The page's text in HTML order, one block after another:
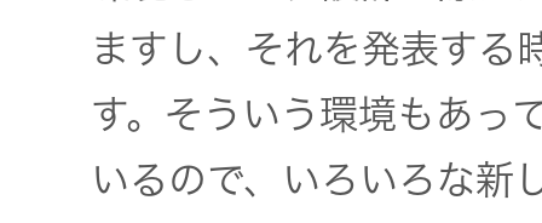
ますし、それを発表する
す。そういう環境もあっ
いるので、いろいろな新